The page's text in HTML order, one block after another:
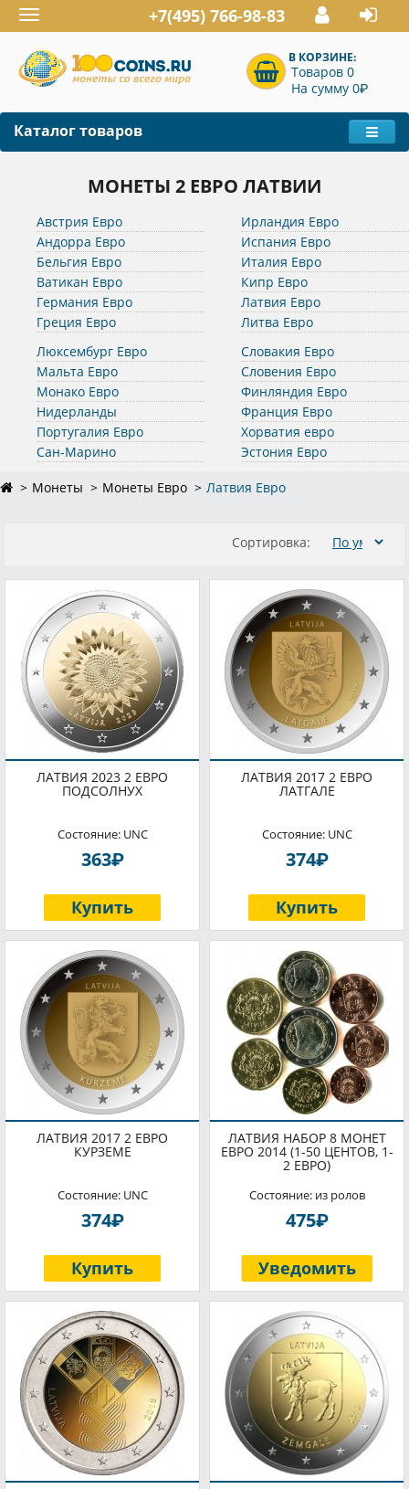
Toggle
navigation
+7(495) 766-98-83
В КОРЗИНЕ:
Товаров 0
На сумму 0P
Каталог товаров
МОНЕТЫ 2 ЕВРО ЛАТВИИ
Австрия Евро
Андорра Евро
Бельгия Евро
Ватикан Евро
Германия Евро
Греция Евро
Ирландия Евро
Испания Евро
Италия Евро
Кипр Евро
Латвия Евро
Литва Евро
Люксембург Евро
Мальта Евро
Монако Евро
Нидерланды
Португалия Евро
Сан-Марино
Словакия Евро
Словения Евро
Финляндия Евро
Франция Евро
Хорватия евро
Эстония Евро
Монеты Монеты Евро Латвия Евро
Сортировка:
ЛАТВИЯ 2023 2 ЕВРО
ПОДСОЛНУХ
Состояние: UNC
363P
Купить
ЛАТВИЯ 2017 2 ЕВРО
ЛАТГАЛЕ
Состояние: UNC
374P
Купить
ЛАТВИЯ 2017 2 ЕВРО
КУРЗЕМЕ
Состояние: UNC
374P
Купить
ЛАТВИЯ НАБОР 8 МОНЕТ
ЕВРО 2014 (1-50 ЦЕНТОВ, 1-
2 ЕВРО)
Состояние: из ролов
475P
Уведомить